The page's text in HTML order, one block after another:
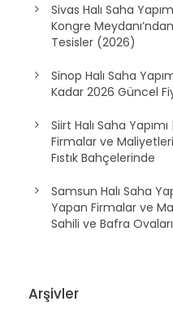
Sivas Halı Saha
Kongre
Tesisler (2026)
Sinop Halı Saha
Kadar 2026 Güncel
Siirt Halı Saha
Firmalar ve
Fıstık Bahçelerinde
Samsun Halı Saha
Yapan Firmalar ve
Sahili ve Bafra
Arşivler